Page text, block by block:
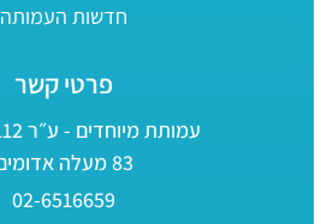
חדשות העמותה
פרטי קשר
עמותת מיוחדים - ע״ר 580662112
83 מעלה אדומים
02-6516659